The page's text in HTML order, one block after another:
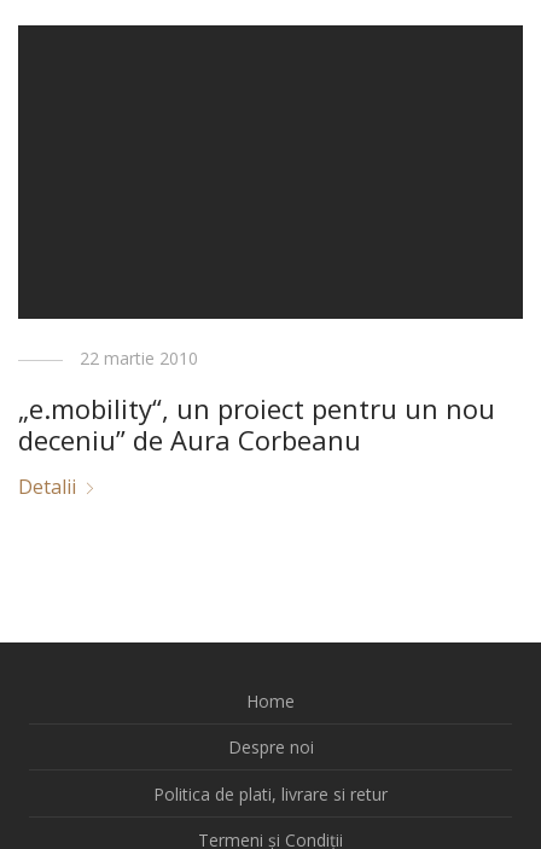
22 martie 2010
„e.mobility“, un proiect pentru un nou
deceniu” de Aura Corbeanu
Detalii
Home
Despre noi
Politica de plati, livrare si retur
Termeni și Condiții